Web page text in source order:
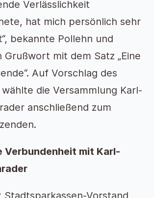
Verlässlichkeit
hat mich persönlich sehr
bekannte Pollehn und
Grußwort mit dem Satz „Eine
Auf Vorschlag des
die Versammlung Karl-
anschließend zum
Verbundenheit mit Karl-
Stadtsparkassen-Vorstand